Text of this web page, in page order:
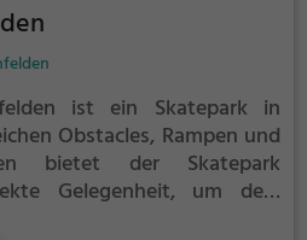
ist ein Skatepark in
Obstacles, Rampen und
bietet der Skatepark
Gelegenheit, um dein